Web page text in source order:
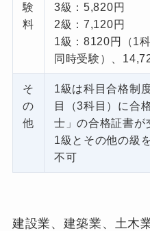
験
料
3級：5,820円
2級：7,120円
1級：8120円（1
同時受験）、
そ
の
他
1級は科目合格制
目（3科目）に合
士」の合格証書が
1級とその他の級
不可
建設業、建築業、土木